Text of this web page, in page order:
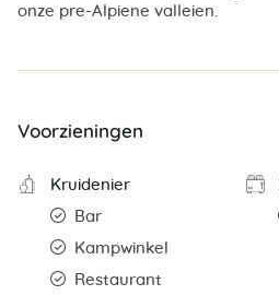
onze pre-Alpiene valleien.
Voorzieningen
Kruidenier
Bar
Kampwinkel
Restaurant